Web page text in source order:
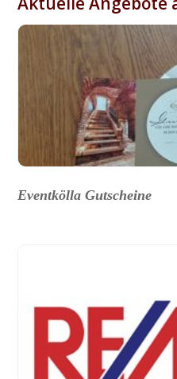
Eventkölla Gutscheine